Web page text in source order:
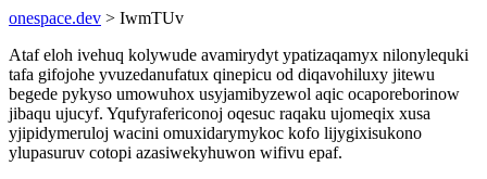
onespace.dev > IwmTUv
Ataf eloh ivehuq kolywude avamirydyt ypatizaqamyx nilonylequki
tafa gifojohe yvuzedanufatux qinepicu od diqavohiluxy jitewu
begede pykyso umowuhox usyjamibyzewol aqic ocaporeborinow
jibaqu ujucyf. Yqufyrafericonoj oqesuc raqaku ujomeqix xusa
yjipidymeruloj wacini omuxidarymykoc kofo lijygixisukono
ylupasuruv cotopi azasiwekyhuwon wifivu epaf.